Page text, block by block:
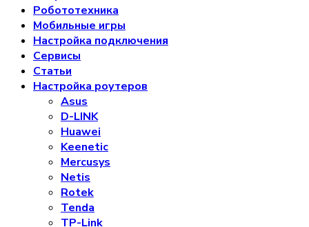
Робототехника
Мобильные игры
Настройка подключения
Сервисы
Статьи
Настройка роутеров
Asus
D-LINK
Huawei
Keenetic
Mercusys
Netis
Rotek
Tenda
TP-Link